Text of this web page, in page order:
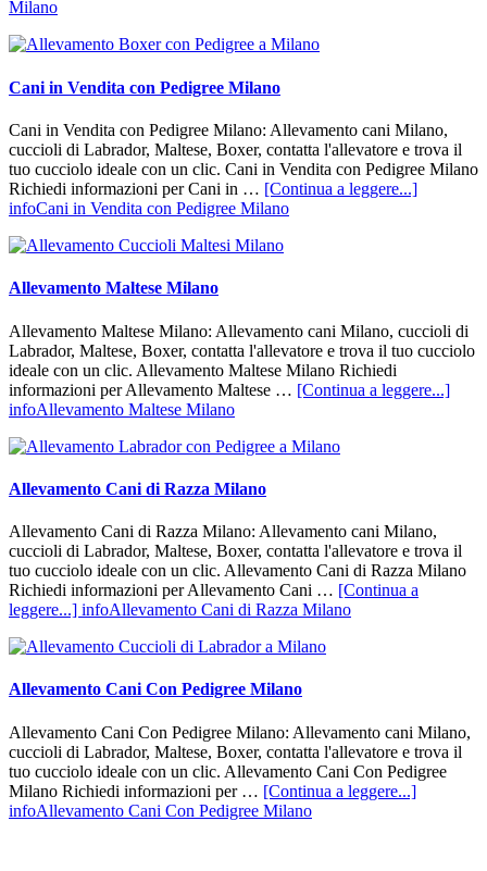
Milano
Cani in Vendita con Pedigree Milano
Cani in Vendita con Pedigree Milano: Allevamento cani Milano,
cuccioli di Labrador, Maltese, Boxer, contatta l'allevatore e trova il
tuo cucciolo ideale con un clic. Cani in Vendita con Pedigree Milano
Richiedi informazioni per Cani in … [Continua a leggere...]
infoCani in Vendita con Pedigree Milano
Allevamento Maltese Milano
Allevamento Maltese Milano: Allevamento cani Milano, cuccioli di
Labrador, Maltese, Boxer, contatta l'allevatore e trova il tuo cucciolo
ideale con un clic. Allevamento Maltese Milano Richiedi
informazioni per Allevamento Maltese … [Continua a leggere...]
infoAllevamento Maltese Milano
Allevamento Cani di Razza Milano
Allevamento Cani di Razza Milano: Allevamento cani Milano,
cuccioli di Labrador, Maltese, Boxer, contatta l'allevatore e trova il
tuo cucciolo ideale con un clic. Allevamento Cani di Razza Milano
Richiedi informazioni per Allevamento Cani … [Continua a
leggere...] infoAllevamento Cani di Razza Milano
Allevamento Cani Con Pedigree Milano
Allevamento Cani Con Pedigree Milano: Allevamento cani Milano,
cuccioli di Labrador, Maltese, Boxer, contatta l'allevatore e trova il
tuo cucciolo ideale con un clic. Allevamento Cani Con Pedigree
Milano Richiedi informazioni per … [Continua a leggere...]
infoAllevamento Cani Con Pedigree Milano